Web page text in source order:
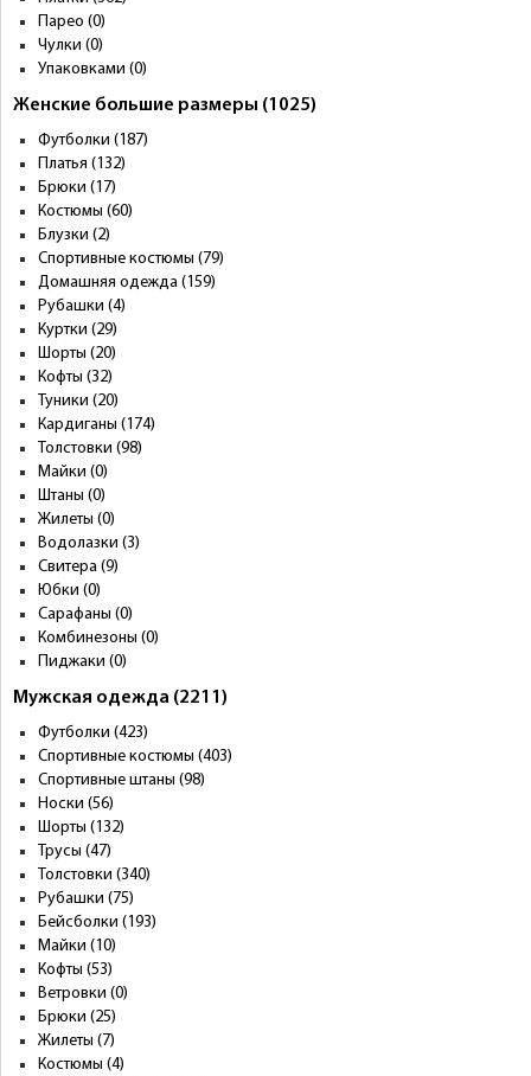
Парео (0)
Чулки (0)
Упаковками (0)
Женские большие размеры (1025)
Футболки (187)
Платья (132)
Брюки (17)
Костюмы (60)
Блузки (2)
Спортивные костюмы (79)
Домашняя одежда (159)
Рубашки (4)
Куртки (29)
Шорты (20)
Кофты (32)
Туники (20)
Кардиганы (174)
Толстовки (98)
Майки (0)
Штаны (0)
Жилеты (0)
Водолазки (3)
Свитера (9)
Юбки (0)
Сарафаны (0)
Комбинезоны (0)
Пиджаки (0)
Мужская одежда (2211)
Футболки (423)
Спортивные костюмы (403)
Спортивные штаны (98)
Носки (56)
Шорты (132)
Трусы (47)
Толстовки (340)
Рубашки (75)
Бейсболки (193)
Майки (10)
Кофты (53)
Ветровки (0)
Брюки (25)
Жилеты (7)
Костюмы (4)